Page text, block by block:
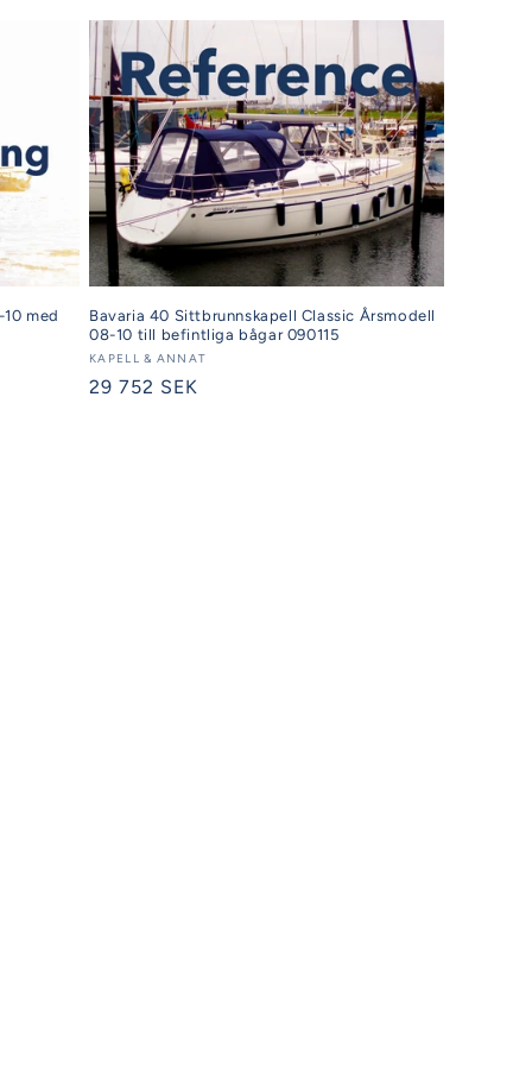
med
Bavaria 40 Sittbrunnskapell Classic Årsmodell
08-10 till befintliga bågar 090115
Säljare:
KAPELL & ANNAT
Ordinarie
29 752 SEK